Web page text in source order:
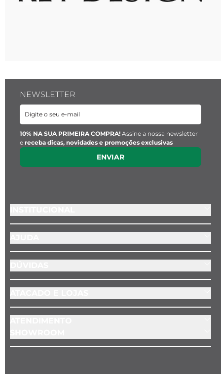
NEWSLETTER
10% NA SUA PRIMEIRA COMPRA! Assine a nossa newsletter
e receba dicas, novidades e promoções exclusivas
ENVIAR